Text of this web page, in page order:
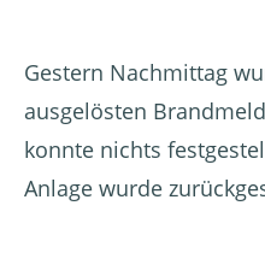
Gestern Nachmittag
ausgelösten
konnte nichts
Anlage wurde